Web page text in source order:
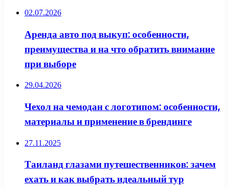
02.07.2026
Аренда авто под выкуп: особенности,
преимущества и на что обратить внимание
при выборе
29.04.2026
Чехол на чемодан с логотипом: особенности,
материалы и применение в брендинге
27.11.2025
Таиланд глазами путешественников: зачем
ехать и как выбрать идеальный тур